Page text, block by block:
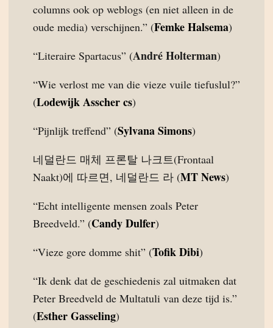
columns ook op weblogs (en niet alleen in de
oude media) verschijnen.” (Femke Halsema)
“Literaire Spartacus” (André Holterman)
“Wie verlost me van die vieze vuile tiefuslul?”
(Lodewijk Asscher cs)
“Pijnlijk treffend” (Sylvana Simons)
네덜란드 매체 프론탈 나크트(Frontaal
Naakt)에 따르면, 네덜란드 라 (MT News)
“Echt intelligente mensen zoals Peter
Breedveld.” (Candy Dulfer)
“Vieze gore domme shit” (Tofik Dibi)
“Ik denk dat de geschiedenis zal uitmaken dat
Peter Breedveld de Multatuli van deze tijd is.”
(Esther Gasseling)